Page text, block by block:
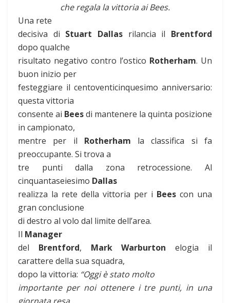
che regala la vittoria ai Bees.
Una rete
decisiva di Stuart Dallas rilancia il Brentford
dopo qualche
risultato negativo contro l’ostico Rotherham. Un
buon inizio per
festeggiare il centoventicinquesimo anniversario:
questa vittoria
consente ai Beesdi mantenere la quinta posizione
in campionato,
mentre per il Rotherham la classifica si fa
preoccupante. Si trova a
tre punti dalla zona retrocessione. Al
cinquantaseiesimo Dallas
realizza la rete della vittoria per i Bees con una
gran conclusione
di destro al volo dal limite dell’area.
Il Manager
del Brentford, Mark Warburton elogia il
carattere della sua squadra,
dopo la vittoria: “Oggi è stato molto
importante per noi ottenere i tre punti, in una